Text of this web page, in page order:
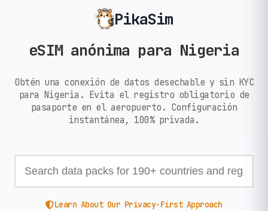
PikaSim
eSIM anónima para Nigeria
Obtén una conexión de datos desechable y sin KYC
para Nigeria. Evita el registro obligatorio de
pasaporte en el aeropuerto. Configuración
instantánea, 100% privada.
Learn About Our Privacy-First Approach